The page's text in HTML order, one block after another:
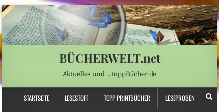
BÜCHERWELT.net
Aktuelles und … toppBücher de
STARTSEITE LESESTOFF TOPP PRINTBÜCHER LESEPROBEN